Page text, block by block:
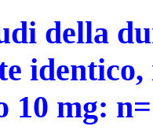
della
10 mg: